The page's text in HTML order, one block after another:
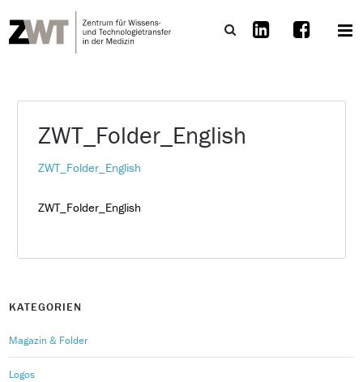
ZWT_Folder_English
ZWT_Folder_English
ZWT_Folder_English
KATEGORIEN
Magazin & Folder
Logos